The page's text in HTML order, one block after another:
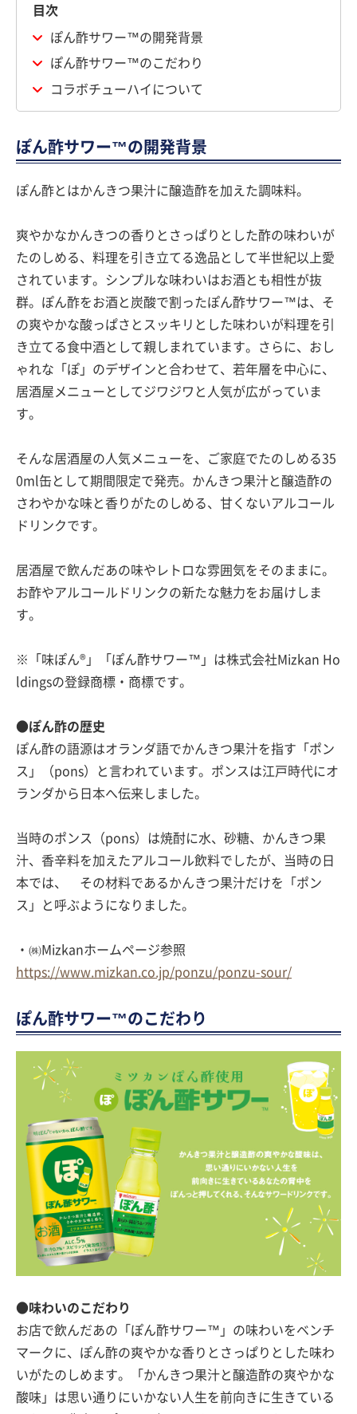
目次
ぽん酢サワー™の開発背景
ぽん酢サワー™のこだわり
コラボチューハイについて
ぽん酢サワー™の開発背景
ぽん酢とはかんきつ果汁に醸造酢を加えた調味料。
爽やかなかんきつの香りとさっぱりとした酢の味わいが
たのしめる、料理を引き立てる逸品として半世紀以上愛
されています。シンプルな味わいはお酒とも相性が抜
群。ぽん酢をお酒と炭酸で割ったぽん酢サワー™は、そ
の爽やかな酸っぱさとスッキリとした味わいが料理を引
き立てる食中酒として親しまれています。さらに、おし
ゃれな「ぽ」のデザインと合わせて、若年層を中心に、
居酒屋メニューとしてジワジワと人気が広がっていま
す。
そんな居酒屋の人気メニューを、ご家庭でたのしめる35
0ml缶として期間限定で発売。かんきつ果汁と醸造酢の
さわやかな味と香りがたのしめる、甘くないアルコール
ドリンクです。
居酒屋で飲んだあの味やレトロな雰囲気をそのままに。
お酢やアルコールドリンクの新たな魅力をお届けしま
す。
※「味ぽん®」「ぽん酢サワー™」は株式会社Mizkan Ho
ldingsの登録商標・商標です。
●ぽん酢の歴史
ぽん酢の語源はオランダ語でかんきつ果汁を指す「ポン
ス」（pons）と言われています。ポンスは江戸時代にオ
ランダから日本へ伝来しました。
当時のポンス（pons）は焼酎に水、砂糖、かんきつ果
汁、香辛料を加えたアルコール飲料でしたが、当時の日
本では、 その材料であるかんきつ果汁だけを「ポン
ス」と呼ぶようになりました。
・㈱Mizkanホームページ参照
https://www.mizkan.co.jp/ponzu/ponzu-sour/
ぽん酢サワー™のこだわり
●味わいのこだわり
お店で飲んだあの「ぽん酢サワー™」の味わいをベンチ
マークに、ぽん酢の爽やかな香りとさっぱりとした味わ
いがたのしめます。「かんきつ果汁と醸造酢の爽やかな
酸味」は思い通りにいかない人生を前向きに生きている